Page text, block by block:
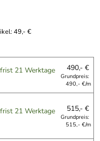
49,- €
21 Werktage
490,- €
Grundpreis:
490,- €/m
21 Werktage
515,- €
Grundpreis:
515,- €/m